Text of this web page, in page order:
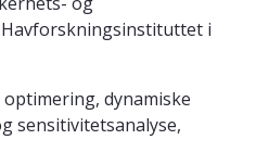
i
dynamiske
sensitivitetsanalyse,